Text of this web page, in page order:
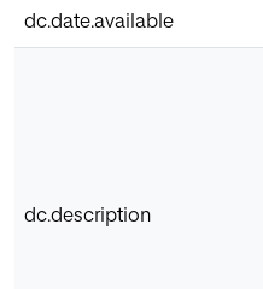
dc.date.available
dc.description